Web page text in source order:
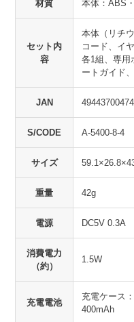
材質 本体：ABS
セット内
容
本体（リチ
コード、イ
各1組、専用
ートガイド
JAN
S/CODE A-5400-8-4
サイズ
重量 42g
電源 DC5V 0.3A
消費電力
（約）
1.5W
充電電池
充電ケース
400mAh